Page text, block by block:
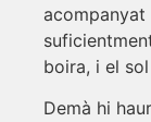
boira, i el
Demà hi